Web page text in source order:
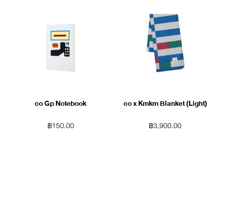
co Gp Notebook
฿150.00
co x Kmkm Blanket (Light)
฿3,900.00